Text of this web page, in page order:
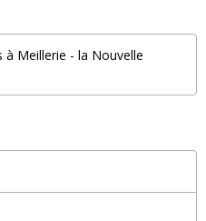
à Meillerie - la Nouvelle